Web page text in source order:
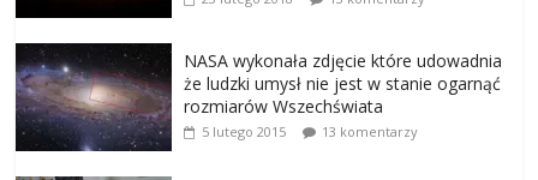
NASA wykonała zdjęcie które udowadnia
że ludzki umysł nie jest w stanie ogarnąć
rozmiarów Wszechświata
5 lutego 2015 13 komentarzy